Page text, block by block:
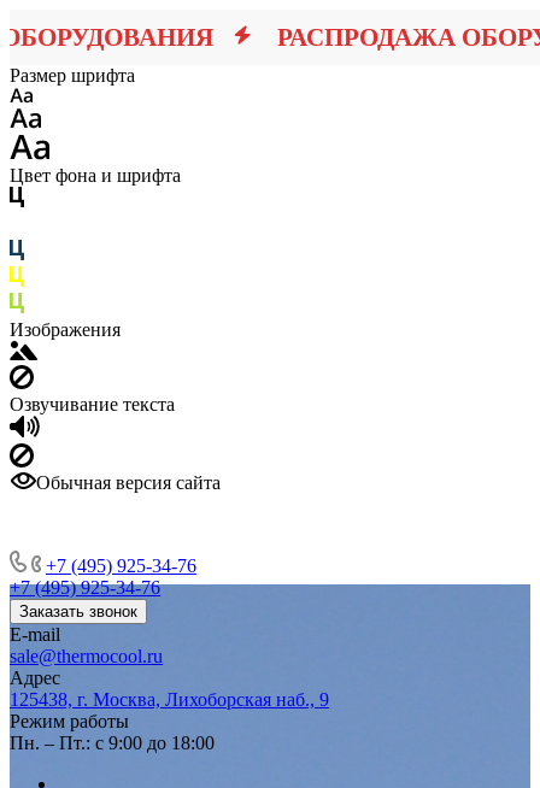
РАСПРОДАЖА
Размер шрифта
Цвет фона и шрифта
Изображения
Озвучивание текста
Обычная версия сайта
+7 (495) 925-34-76
+7 (495) 925-34-76
Заказать звонок
E-mail
sale@thermocool.ru
Адрес
125438, г. Москва, Лихоборская наб., 9
Режим работы
Пн. – Пт.: с 9:00 до 18:00